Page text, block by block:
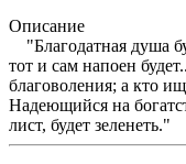
Описание
"Благодатная душа
тот и сам напоен
благоволения; а кто
Надеющийся на
лист, будет зеленеть."